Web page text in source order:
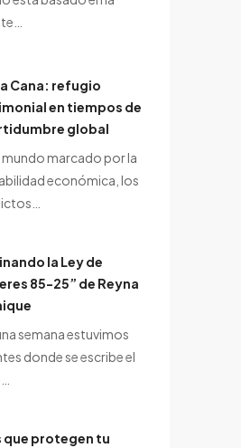
Cana: refugio
en tiempos de
global
mundo marcado por la
económica, los
la Ley de
85-25” de Reyna
semana estuvimos
donde se escribe el
que protegen tu